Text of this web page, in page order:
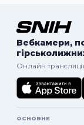
Вебкамери,
Онлайн
ОСНОВНЕ